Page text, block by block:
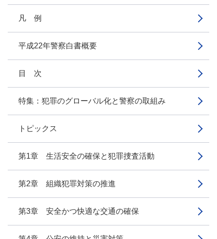
凡 例
平成22年警察白書概要
目 次
特集：犯罪のグローバル化と警察の取組み
トピックス
第1章 生活安全の確保と犯罪捜査活動
第2章 組織犯罪対策の推進
第3章 安全かつ快適な交通の確保